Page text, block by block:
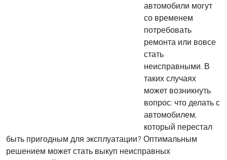
автомобили могут
со временем
потребовать
ремонта или вовсе
стать
неисправными. В
таких случаях
может возникнуть
вопрос: что делать с
автомобилем,
который перестал
быть пригодным для эксплуатации? Оптимальным
решением может стать выкуп неисправных